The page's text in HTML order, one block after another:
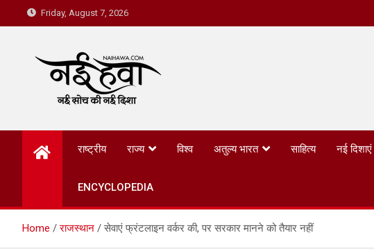
Friday, August 7, 2026
Nai Hawa
राष्ट्रीय राज्य विश्व अतुल्य भारत साहित्य नई दिशाएं
ENCYCLOPEDIA
Home राजस्थान सेवाएं फ्रंटलाइन वर्कर की, पर सरकार मानने को तैयार नहीं